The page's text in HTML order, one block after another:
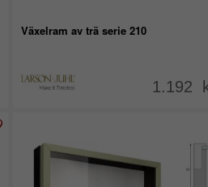
Växelram av trä serie 210
1.192